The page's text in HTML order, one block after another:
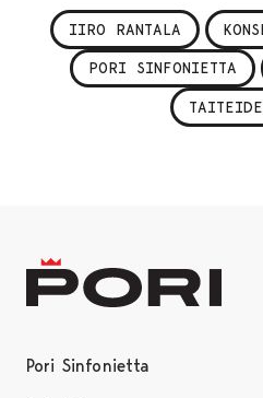
IIRO RANTALA
PORI SINFONIETTA
Pori Sinfonietta